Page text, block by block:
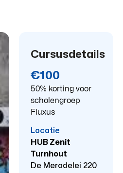
Cursusdetails
€100
50% korting voor
scholengroep
Fluxus
Locatie
HUB Zenit
Turnhout
De Merodelei 220